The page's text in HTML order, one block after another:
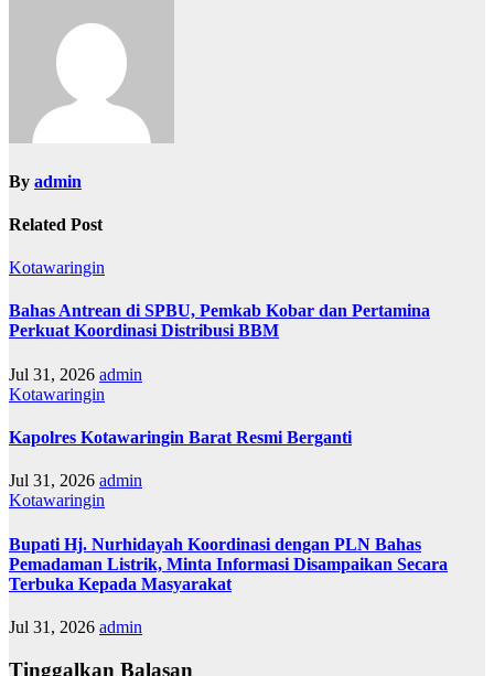
By admin
Related Post
Kotawaringin
Bahas Antrean di SPBU, Pemkab Kobar dan Pertamina
Perkuat Koordinasi Distribusi BBM
Jul 31, 2026 admin
Kotawaringin
Kapolres Kotawaringin Barat Resmi Berganti
Jul 31, 2026 admin
Kotawaringin
Bupati Hj. Nurhidayah Koordinasi dengan PLN Bahas
Pemadaman Listrik, Minta Informasi Disampaikan Secara
Terbuka Kepada Masyarakat
Jul 31, 2026 admin
Tinggalkan Balasan